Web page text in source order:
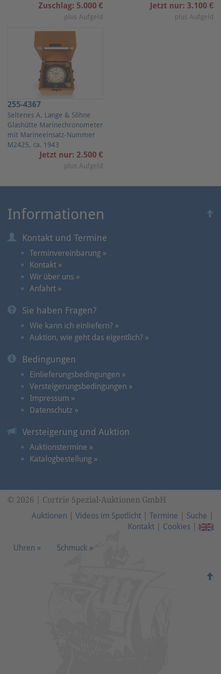
Zuschlag: 5.000 €
plus Aufgeld
Jetzt nur: 3.100 €
plus Aufgeld
255-4367
Seltenes A. Lange & Söhne
Glashütte Marinechronometer
mit Marineeinsatz-Nummer
M2425, ca. 1943
Jetzt nur: 2.500 €
plus Aufgeld
Informationen
Kontakt und Termine
Terminvereinbarung »
Kontakt »
Wir über uns »
Anfahrt »
Sie haben Fragen?
Wie kann ich einliefern? »
Auktion, wie geht das eigentlich? »
Bedingungen
Einlieferungsbedingungen »
Versteigerungsbedingungen »
Impressum »
Datenschutz »
Versteigerung und Auktion
Auktionstermine »
Katalogbestellung »
© 2026 | Cortrie Spezial-Auktionen GmbH
Auktionen
Videos im Spotlicht Termine Suche
Kontakt
Cookies
Uhren » Schmuck »